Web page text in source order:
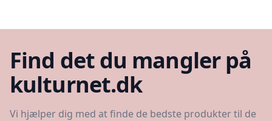
Find det du mangler på
kulturnet.dk
Vi hjælper dig med at finde de bedste produkter til de